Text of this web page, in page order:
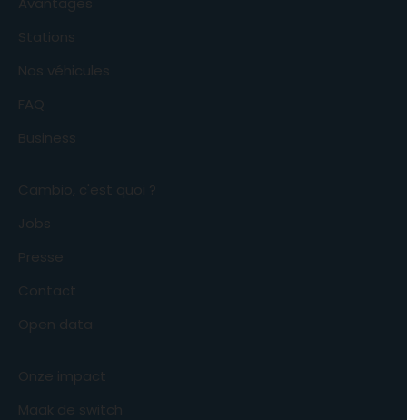
Stations
Nos véhicules
FAQ
Business
Cambio, c'est quoi ?
Jobs
Presse
Contact
Open data
Onze impact
Maak de switch